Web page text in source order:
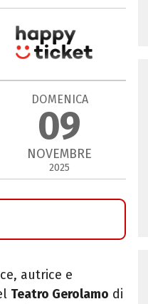
DOMENICA
09
NOVEMBRE
2025
autrice e
Teatro Gerolamo di